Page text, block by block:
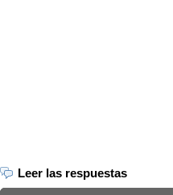
Leer las respuestas